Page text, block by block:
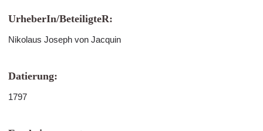
UrheberIn/BeteiligteR:
Nikolaus Joseph von Jacquin
Datierung:
1797